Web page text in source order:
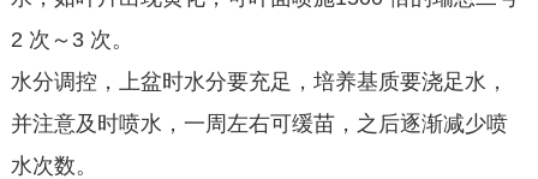
2 次～3 次。
水分调控，上盆时水分要充足，培养基质要浇足水，
并注意及时喷水，一周左右可缓苗，之后逐渐减少喷
水次数。